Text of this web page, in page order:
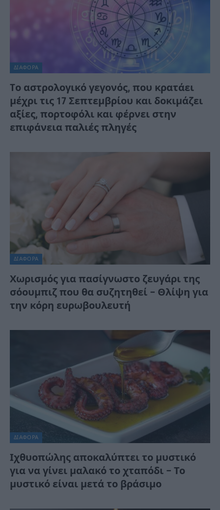
ΔΙΆΦΟΡΑ
Tο αστρολογικό γεγονός, που κρατάει
μέχρι τις 17 Σεπτεμβρίου και δοκιμάζει
αξίες, πορτοφόλι και φέρνει στην
επιφάνεια παλιές πληγές
ΔΙΆΦΟΡΑ
Χωρισμός για πασίγνωστο ζευγάρι της
σόουμπιζ που θα συζητηθεί – Θλίψη για
την κόρη ευρωβουλευτή
ΔΙΆΦΟΡΑ
Ιχθυοπώλης αποκαλύπτει το μυστικό
για να γίνει μαλακό το χταπόδι – Το
μυστικό είναι μετά το βράσιμο